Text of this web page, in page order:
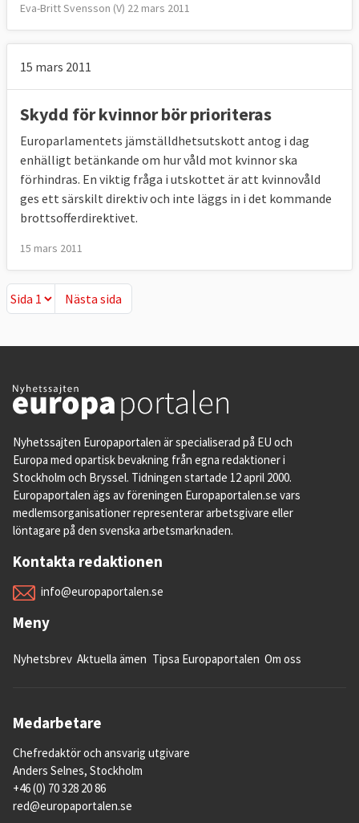
Eva-Britt Svensson (V) 22 mars 2011
15 mars 2011
Skydd för kvinnor bör prioriteras
Europarlamentets jämställdhetsutskott antog i dag
enhälligt betänkande om hur våld mot kvinnor ska
förhindras. En viktig fråga i utskottet är att kvinnovåld
ges ett särskilt direktiv och inte läggs in i det kommande
brottsofferdirektivet.
15 mars 2011
Nästa sida
Nästa sida
Nyhetssajten Europaportalen är specialiserad på EU och
Europa med opartisk bevakning från egna redaktioner i
Stockholm och Bryssel. Tidningen startade 12 april 2000.
Europaportalen ägs av föreningen Europaportalen.se vars
medlemsorganisationer representerar arbetsgivare eller
löntagare på den svenska arbetsmarknaden.
Kontakta redaktionen
info@europaportalen.se
Meny
Nyhetsbrev Aktuella ämen Tipsa Europaportalen Om oss
Medarbetare
Chefredaktör och ansvarig utgivare
Anders Selnes, Stockholm
+46 (0) 70 328 20 86
red@europaportalen.se